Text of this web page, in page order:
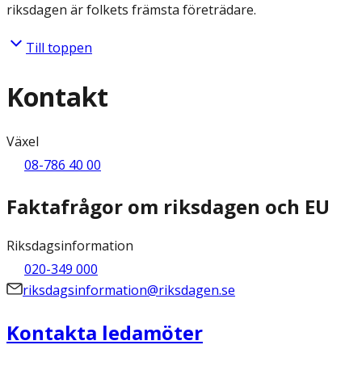
riksdagen är folkets främsta företrädare.
Till toppen
Kontakt
Växel
08-786 40 00
Faktafrågor om riksdagen och EU
Riksdagsinformation
020-349 000
riksdagsinformation@riksdagen.se
Kontakta ledamöter